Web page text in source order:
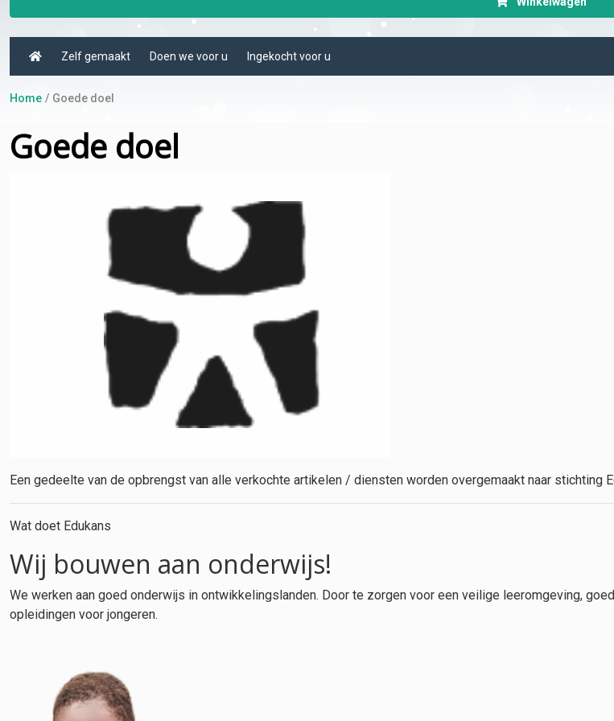
Zelf gemaakt Doen we voor u Ingekocht voor u
Home Goede doel
Goede doel
Een gedeelte van de opbrengst van alle verkochte artikelen / diensten worden overgemaakt naar stichting
Wat doet Edukans
Wij bouwen aan onderwijs!
We werken aan goed onderwijs in ontwikkelingslanden. Door te zorgen voor een veilige leeromgeving,
opleidingen voor jongeren.